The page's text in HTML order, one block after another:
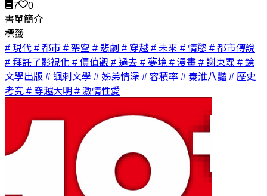
7
0
書單簡介
標籤
# 現代 # 都市 # 架空 # 悲劇 # 穿越# 未來 # 情慾 # 都市傳說
# 拜託了影視化 # 價值觀 # 過去 # 夢境 # 漫畫 # 謝東霖 # 鏡
文學出版 # 諷刺文學 # 姊弟情深 # 容積率 # 秦淮八豔 # 歷史
考究 # 穿越大明 # 激情性愛